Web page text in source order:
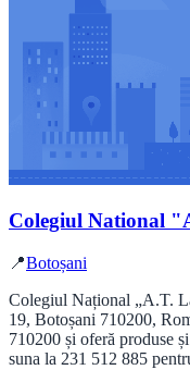
Colegiul National
📍Botoșani
Colegiul Național „A.T.
19, Botoșani 710200,
710200 și oferă produse
suna la 231 512 885